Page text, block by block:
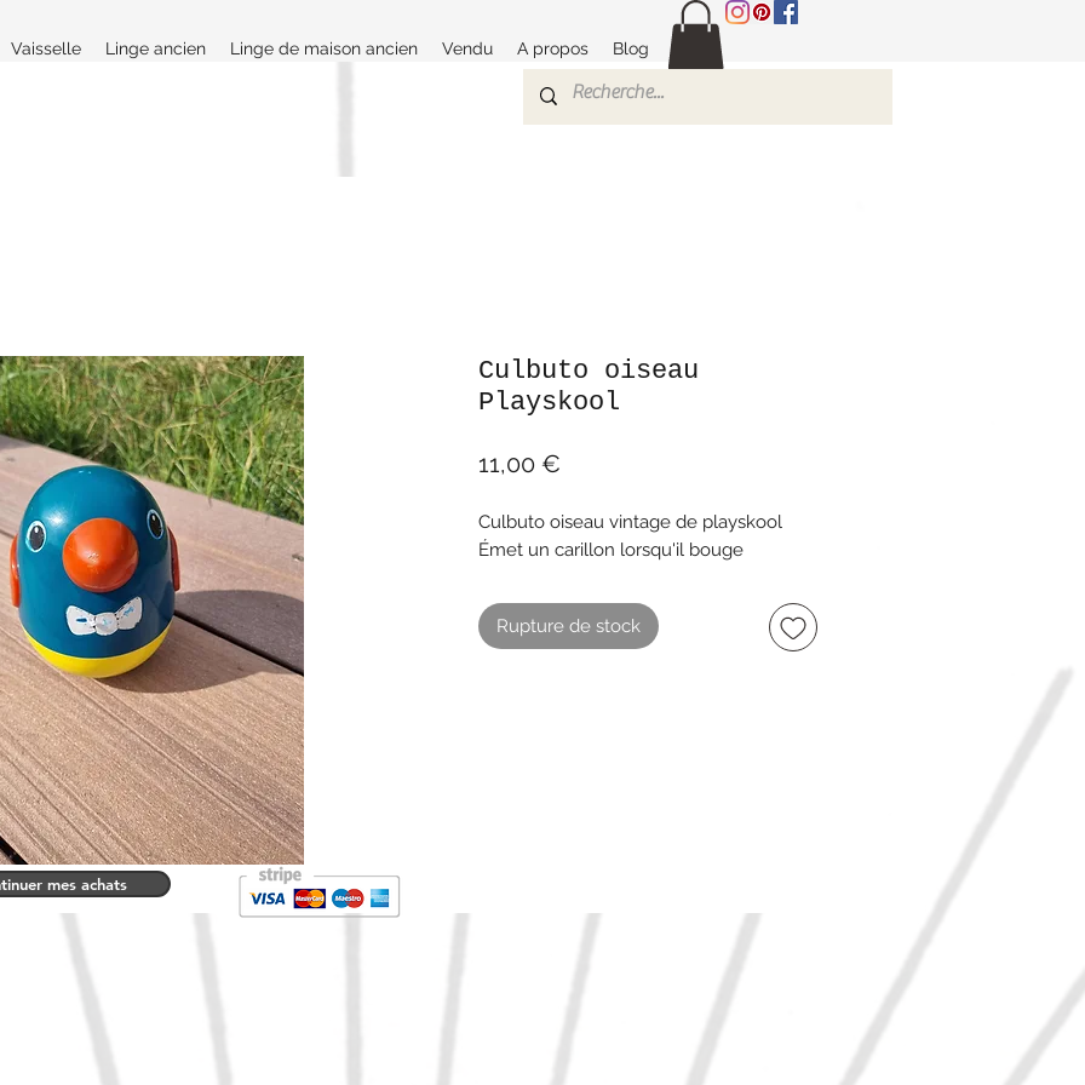
Vaisselle Linge ancien Linge de maison ancien Vendu A propos Blog
Culbuto oiseau
Playskool
11,00 €
Culbuto oiseau vintage de playskool
Émet un carillon lorsqu'il bouge
Rupture de stock
mes achats